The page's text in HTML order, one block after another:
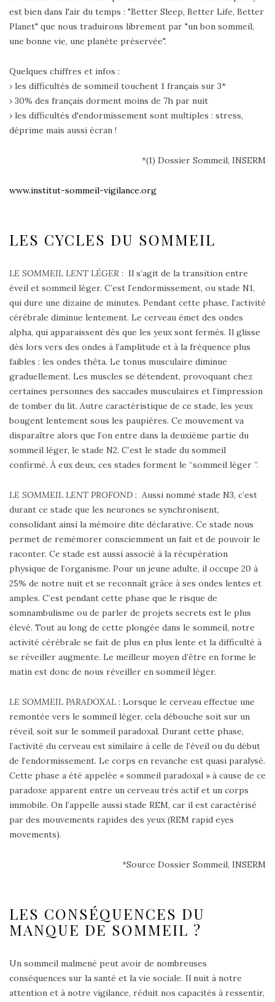
est bien dans l'air du temps : "Better Sleep, Better Life, Better
Planet" que nous traduirons librement par "un bon sommeil,
une bonne vie, une planète préservée".
Quelques chiffres et infos :
› les difficultés de sommeil touchent 1 français sur 3*
› 30% des français dorment moins de 7h par nuit
› les difficultés d'endormissement sont multiples : stress,
déprime mais aussi écran !
*(1) Dossier Sommeil, INSERM
www.institut-sommeil-vigilance.org
LES CYCLES DU SOMMEIL
LE SOMMEIL LENT LÉGER : Il s’agit de la transition entre
éveil et sommeil léger. C’est l’endormissement, ou stade N1,
qui dure une dizaine de minutes. Pendant cette phase, l’activité
cérébrale diminue lentement. Le cerveau émet des ondes
alpha, qui apparaissent dès que les yeux sont fermés. Il glisse
dès lors vers des ondes à l’amplitude et à la fréquence plus
faibles : les ondes thêta. Le tonus musculaire diminue
graduellement. Les muscles se détendent, provoquant chez
certaines personnes des saccades musculaires et l’impression
de tomber du lit. Autre caractéristique de ce stade, les yeux
bougent lentement sous les paupières. Ce mouvement va
disparaître alors que l’on entre dans la deuxième partie du
sommeil léger, le stade N2. C’est le stade du sommeil
confirmé. À eux deux, ces stades forment le “sommeil léger ”.
LE SOMMEIL LENT PROFOND : Aussi nommé stade N3, c’est
durant ce stade que les neurones se synchronisent,
consolidant ainsi la mémoire dite déclarative. Ce stade nous
permet de remémorer consciemment un fait et de pouvoir le
raconter. Ce stade est aussi associé à la récupération
physique de l’organisme. Pour un jeune adulte, il occupe 20 à
25% de notre nuit et se reconnaît grâce à ses ondes lentes et
amples. C’est pendant cette phase que le risque de
somnambulisme ou de parler de projets secrets est le plus
élevé. Tout au long de cette plongée dans le sommeil, notre
activité cérébrale se fait de plus en plus lente et la difficulté à
se réveiller augmente. Le meilleur moyen d’être en forme le
matin est donc de nous réveiller en sommeil léger.
LE SOMMEIL PARADOXAL : Lorsque le cerveau effectue une
remontée vers le sommeil léger, cela débouche soit sur un
réveil, soit sur le sommeil paradoxal. Durant cette phase,
l’activité du cerveau est similaire à celle de l’éveil ou du début
de l’endormissement. Le corps en revanche est quasi paralysé.
Cette phase a été appelée « sommeil paradoxal » à cause de ce
paradoxe apparent entre un cerveau très actif et un corps
immobile. On l’appelle aussi stade REM, car il est caractérisé
par des mouvements rapides des yeux (REM rapid eyes
movements).
*Source Dossier Sommeil, INSERM
LES CONSÉQUENCES DU
MANQUE DE SOMMEIL ?
Un sommeil malmené peut avoir de nombreuses
conséquences sur la santé et la vie sociale. Il nuit à notre
attention et à notre vigilance, réduit nos capacités à ressentir,